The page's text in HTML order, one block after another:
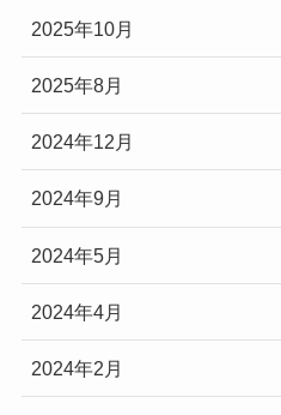
2025年10月
2025年8月
2024年12月
2024年9月
2024年5月
2024年4月
2024年2月